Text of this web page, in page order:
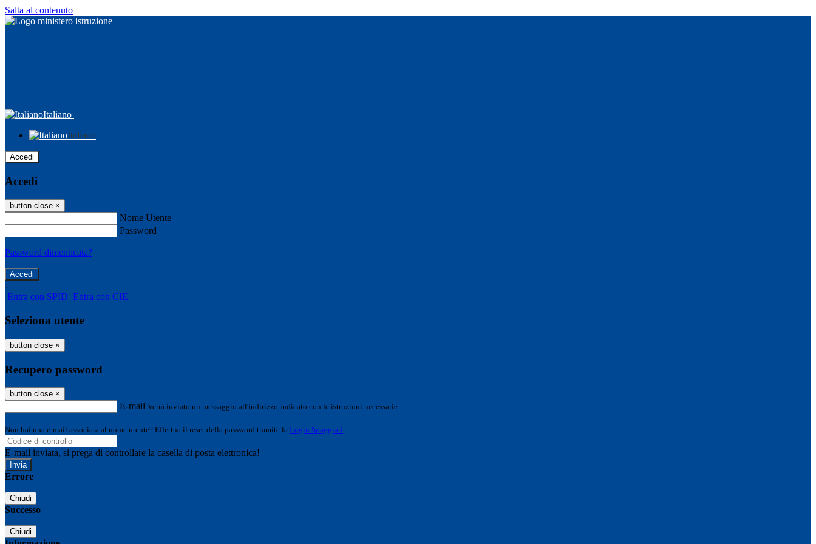
Salta al contenuto
Italiano
Italiano
Accedi
Accedi
button close ×
Nome Utente
Password
Password dimenticata?
-
Entra con SPID Entra con CIE
Seleziona utente
button close ×
Recupero password
button close ×
E-mail Verrà inviato un messaggio all'indirizzo indicato con le istruzioni necessarie.
Non hai una e-mail associata al nome utente? Effettua il reset della password tramite la Login Spaggiari
E-mail inviata, si prega di controllare la casella di posta elettronica!
Errore
Chiudi
Successo
Chiudi